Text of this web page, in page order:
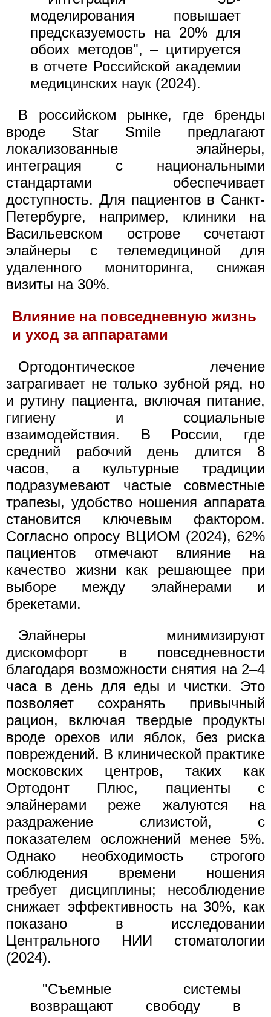
моделирования повышает
предсказуемость на 20% для
обоих методов", – цитируется
в отчете Российской академии
медицинских наук (2024).
В российском рынке, где бренды
вроде Star Smile предлагают
локализованные элайнеры,
интеграция с национальными
стандартами обеспечивает
доступность. Для пациентов в Санкт-
Петербурге, например, клиники на
Васильевском острове сочетают
элайнеры с телемедициной для
удаленного мониторинга, снижая
визиты на 30%.
Влияние на повседневную жизнь
и уход за аппаратами
Ортодонтическое лечение
затрагивает не только зубной ряд, но
и рутину пациента, включая питание,
гигиену и социальные
взаимодействия. В России, где
средний рабочий день длится 8
часов, а культурные традиции
подразумевают частые совместные
трапезы, удобство ношения аппарата
становится ключевым фактором.
Согласно опросу ВЦИОМ (2024), 62%
пациентов отмечают влияние на
качество жизни как решающее при
выборе между элайнерами и
брекетами.
Элайнеры минимизируют
дискомфорт в повседневности
благодаря возможности снятия на 2–4
часа в день для еды и чистки. Это
позволяет сохранять привычный
рацион, включая твердые продукты
вроде орехов или яблок, без риска
повреждений. В клинической практике
московских центров, таких как
Ортодонт Плюс, пациенты с
элайнерами реже жалуются на
раздражение слизистой, с
показателем осложнений менее 5%.
Однако необходимость строгого
соблюдения времени ношения
требует дисциплины; несоблюдение
снижает эффективность на 30%, как
показано в исследовании
Центрального НИИ стоматологии
(2024).
"Съемные системы
возвращают свободу в